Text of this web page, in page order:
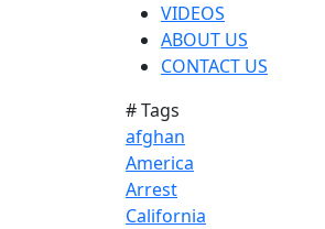
VIDEOS
ABOUT US
CONTACT US
# Tags
afghan
America
Arrest
California